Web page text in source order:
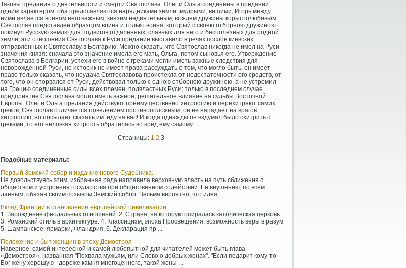
Таковы предания о деятельности и смерти Святослава. Олег и Ольга соединены в предании
одним характером: оба представляются нарядниками земли, мудрыми, вещими; Игорь между
ними является воином неотважным, князем недеятельным, вождем дружины корыстолюбивым.
Святослав представлен образцом воина и только воина, который с своею отборною дружиною
покинул Русскую землю для подвигов отдаленных, славных для него и бесполезных для родной
земли; эти отношения Святослава к Руси предание выставило в речах послов киевских,
отправленных к Святославу в Болгарию. Можно сказать, что Святослав никогда не имел на Руси
значения князя: сначала это значение имела его мать, Ольга, потом сыновья его. Утверждение
Святослава в Болгарии, успехи его в войне с греками могли иметь важные следствия для
новорожденной Руси, но историк не имеет права рассуждать о том, что могло быть, он имеет
право только сказать, что неудача Святославова проистекла от недостаточности его средств, от
того, что он оторвался от Руси, действовал только с одною отборною дружиною, а не устремил
на Грецию соединенные силы всех племен, подвластных Руси; только в последнем случае
предприятие Святослава могло иметь важное, решительное влияние на судьбы Восточной
Европы. Олег и Ольга предания действуют преимущественно хитростию и перехитряют самих
греков; Святослав отличается поведением противоположным; он не нападает на врагов
хитростию, но посылает сказать им: иду на вас! И когда однажды он вздумал было схитрить с
греками, то его неловкая хитрость обратилась во вред ему самому.
Страницы: 1 2 3
Подобные материалы:
Первый Земский собор и издание нового Судебника.
Не довольствуясь этим, избранная рада направила верховную власть на путь сближения с
обществом и устроения государства при общественном содействии. Ее внушению, по всем
данным, обязан своим созывом Земский собор. Весьма вероятно, что идея ...
Вклад Франции в становление европейской цивилизации.
1. Зарождение феодальных отношений. 2. Страна, на которую опиралась католическая церковь.
3. Романский стиль в архитектуре. 4. Классицизм, эпоха Просвещения, возможность веры в разум
5. Шампанское, ярмарки, Фландрия. 6. Декларация пр ...
Положение и быт женщин в эпоху Домостроя
Наверное, самой интересной и самой любопытной для читателей может быть глава
«Домостроя», названная "Похвала мужьям, или Слово о добрых женах". "Если подарит кому-то
Бог жену хорошую - дороже камня многоценного, такой жены ...